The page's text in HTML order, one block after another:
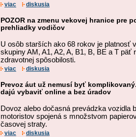
viac diskusia
POZOR na zmenu vekovej hranice pre
prehliadky vodičov
U osôb starších ako 68 rokov je platnosť
skupiny AM, A1, A2, A, B1, B, BE a T päť
zdravotnej spôsobilosti.
viac diskusia
Prevoz áut už nemusí byť
dajú vybaviť online a bez úradov
Dovoz alebo dočasná prevádzka vozidla
motoristov spojená s množstvom
časovej straty.
viac diskusia